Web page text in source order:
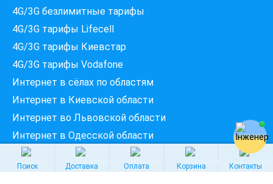
4G/3G безлимитные тарифы
4G/3G тарифы Lifecell
4G/3G тарифы Киевстар
4G/3G тарифы Vodafone
Интернет в сёлах по областям
Интернет в Киевской области
Интернет во Львовской области
Интернет в Одесской области
Поиск Доставка Оплата Корзина Контакты
Введіть вашу адресу
Місто, вулиця та номер будинку
ПЕРЕВІРИТИ ПРОВАЙДЕРІВ